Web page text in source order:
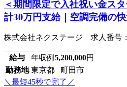
＜期間限定で入社祝い金ス
計30万円支給｜空調完備の
株式会社ネクステージ 求人番号
給与 年収例 5,200,000円
勤務地 東京都 町田市
＼最短45秒で完了／